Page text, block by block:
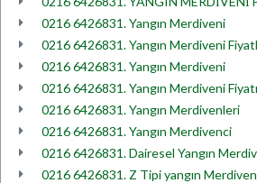
0216 6426831. Yangın Merdiveni
0216 6426831. Yangın Merdiveni
0216 6426831. Yangın Merdiveni
0216 6426831. Yangın Merdiveni Fiyatı
0216 6426831. Yangın Merdivenleri
0216 6426831. Yangın Merdivenci
0216 6426831. Dairesel Yangın
0216 6426831. Z Tipi yangın